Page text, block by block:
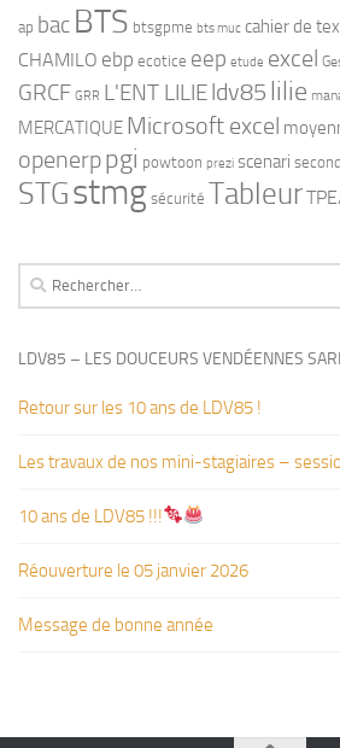
ap bac BTS btsgpme bts muc cahier de
CHAMILO ebp ecotice eep etude excel
GRCF GRR L'ENT LILIEldv85 lilie
MERCATIQUE Microsoft excel
openerppgi powtoon prezi scenari
STGstmg sécurité Tableur
Rechercher :
LDV85 – LES DOUCEURS VENDÉENNES
Retour sur les 10 ans de LDV85 !
Les travaux de nos mini-stagiaires –
10 ans de LDV85 !!!
Réouverture le 05 janvier 2026
Message de bonne année